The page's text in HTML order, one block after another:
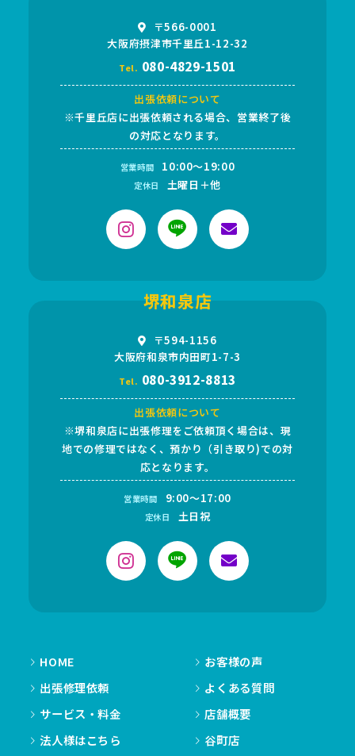
〒566-0001
大阪府摂津市千里丘1-12-32
Tel. 080-4829-1501
出張依頼について
※千里丘店に出張依頼される場合、営業終了後
の対応となります。
営業時間 10:00～19:00
定休日 土曜日＋他
堺和泉店
〒594-1156
大阪府和泉市内田町1-7-3
Tel. 080-3912-8813
出張依頼について
※堺和泉店に出張修理をご依頼頂く場合は、現
地での修理ではなく、預かり（引き取り)での対
応となります。
営業時間 9:00～17:00
定休日 土日祝
HOME
出張修理依頼
サービス・料金
法人様はこちら
お客様の声
よくある質問
店舗概要
谷町店